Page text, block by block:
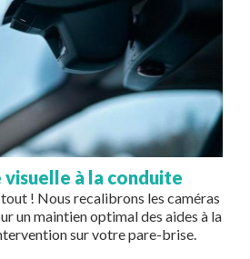
visuelle à la conduite
! Nous recalibrons les caméras
un maintien optimal des aides à la
sur votre pare-brise.